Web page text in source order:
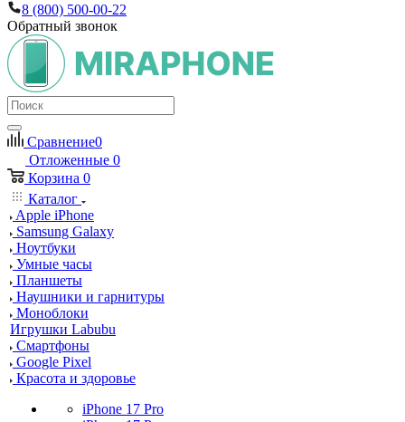
8 (800) 500-00-22
Обратный звонок
Сравнение0
Отложенные 0
Корзина 0
Каталог
Apple iPhone
Samsung Galaxy
Ноутбуки
Умные часы
Планшеты
Наушники и гарнитуры
Моноблоки
Игрушки Labubu
Смартфоны
Google Pixel
Красота и здоровье
iPhone 17 Pro